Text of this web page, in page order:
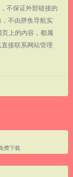
不保证外部链接的
不由胖鱼导航实
上的内容，都属
接联系网站管理
费下载